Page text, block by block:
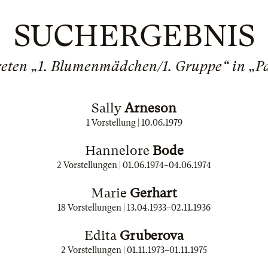
SUCHERGEBNIS
„1. Blumenmädchen/1. Gruppe“ in
Sally Arneson
1 Vorstellung | 10.06.1979
Hannelore Bode
2 Vorstellungen | 01.06.1974–04.06.1974
Marie Gerhart
18 Vorstellungen | 13.04.1933–02.11.1936
Edita Gruberova
2 Vorstellungen | 01.11.1973–01.11.1975